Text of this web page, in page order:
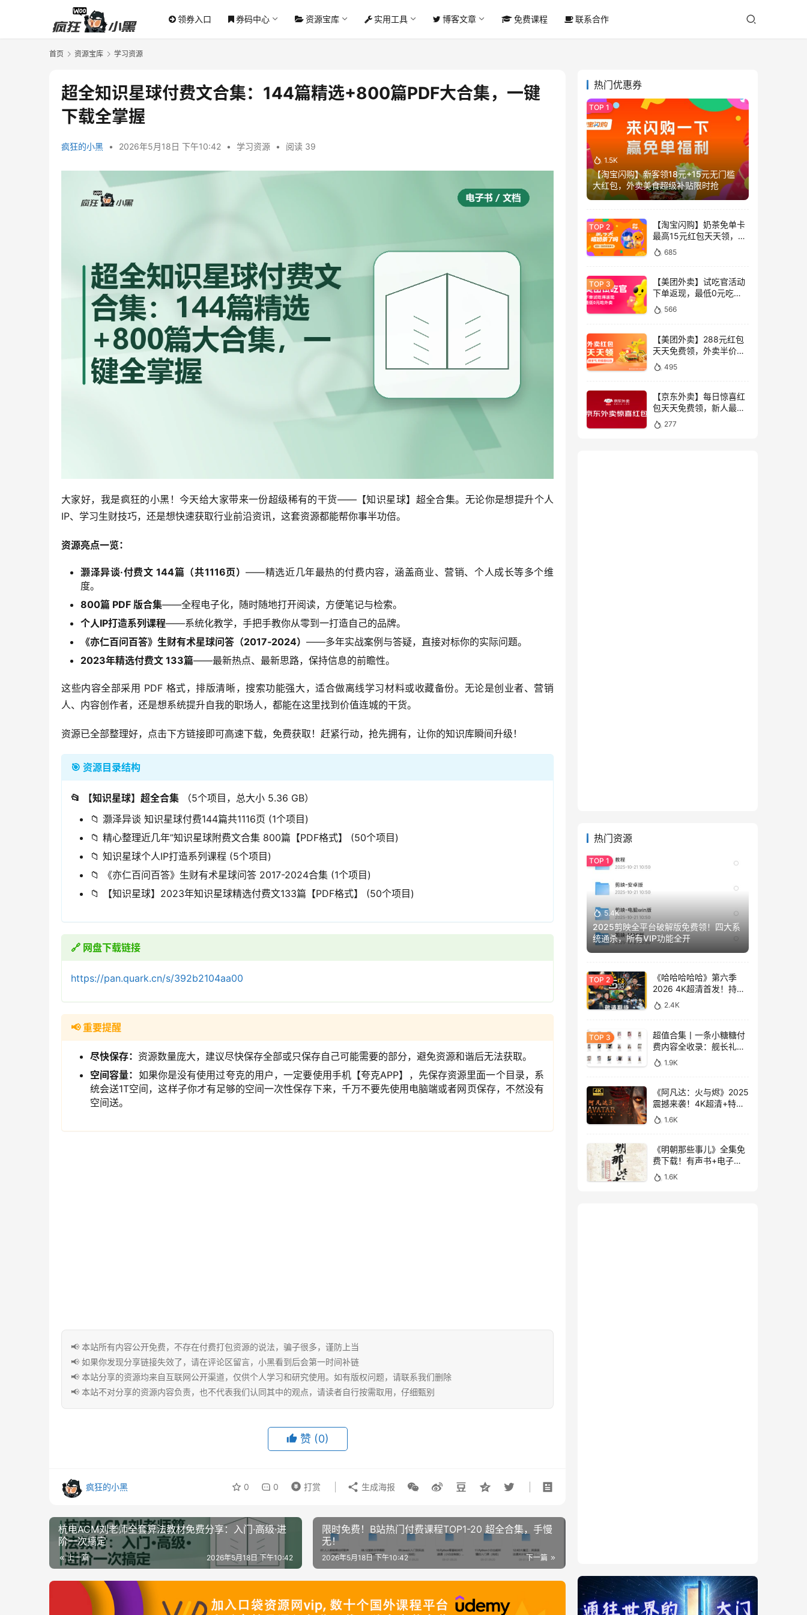
领券入口 券码中心 资源宝库 实用工具 博客文章 免费课程 联系合作
首页 资源宝库 学习资源
超全知识星球付费文合集：144篇精选+800篇PDF大合集，一键
下载全掌握
疯狂的小黑 • 2026年5月18日 下午10:42 • 学习资源 • 阅读 39
大家好，我是疯狂的小黑！今天给大家带来一份超级稀有的干货——【知识星球】超全合集。无论你是想提升个人
IP、学习生财技巧，还是想快速获取行业前沿资讯，这套资源都能帮你事半功倍。
资源亮点一览：
灏泽异谈·付费文 144篇（共1116页）——精选近几年最热的付费内容，涵盖商业、营销、个人成长等多个维
度。
800篇 PDF 版合集——全程电子化，随时随地打开阅读，方便笔记与检索。
个人IP打造系列课程——系统化教学，手把手教你从零到一打造自己的品牌。
《亦仁百问百答》生财有术星球问答（2017‑2024） ——多年实战案例与答疑，直接对标你的实际问题。
2023年精选付费文 133篇——最新热点、最新思路，保持信息的前瞻性。
这些内容全部采用 PDF 格式，排版清晰，搜索功能强大，适合做离线学习材料或收藏备份。无论是创业者、营销
人、内容创作者，还是想系统提升自我的职场人，都能在这里找到价值连城的干货。
资源已全部整理好，点击下方链接即可高速下载，免费获取！赶紧行动，抢先拥有，让你的知识库瞬间升级！
🎯 资源目录结构
📂 【知识星球】超全合集 （5个项目，总大小 5.36 GB）
📁 灏泽异谈 知识星球付费144篇共1116页 (1个项目)
📁 精心整理近几年”知识星球附费文合集 800篇【PDF格式】 (50个项目)
📁 知识星球个人IP打造系列课程 (5个项目)
📁 《亦仁百问百答》生财有术星球问答 2017-2024合集 (1个项目)
📁 【知识星球】2023年知识星球精选付费文133篇【PDF格式】 (50个项目)
🔗 网盘下载链接
https://pan.quark.cn/s/392b2104aa00
📢 重要提醒
尽快保存： 资源数量庞大，建议尽快保存全部或只保存自己可能需要的部分，避免资源和谐后无法获取。
空间容量： 如果你是没有使用过夸克的用户，一定要使用手机【夸克APP】，先保存资源里面一个目录，系
统会送1T空间，这样子你才有足够的空间一次性保存下来，千万不要先使用电脑端或者网页保存，不然没有
空间送。
📢 本站所有内容公开免费，不存在付费打包资源的说法，骗子很多，谨防上当
📢 如果你发现分享链接失效了，请在评论区留言，小黑看到后会第一时间补链
📢 本站分享的资源均来自互联网公开渠道，仅供个人学习和研究使用。如有版权问题，请联系我们删除
📢 本站不对分享的资源内容负责，也不代表我们认同其中的观点，请读者自行按需取用，仔细甄别
赞 (0)
疯狂的小黑 0 0 打赏 生成海报
杭电ACM刘老师全套算法教材免费分享：入门·高级·进
阶一次搞定
上一篇 2026年5月18日 下午10:42
限时免费！B站热门付费课程TOP1-20 超全合集，手慢
无！
下一篇
2026年5月18日 下午10:42
热门优惠券
1.5K
【淘宝闪购】新客领18元+15元无门槛
大红包，外卖美食超级补贴限时抢
【淘宝闪购】奶茶免单卡
最高15元红包天天领，喝
奶茶不花钱
685
【美团外卖】试吃官活动
下单返现，最低0元吃外
卖全国限时抢
566
【美团外卖】288元红包
天天免费领，外卖半价神
券限时抢
495
【京东外卖】每日惊喜红
包天天免费领，新人最高
叠加领55元外卖券限时抢
277
热门资源
5.4K
2025剪映全平台破解版免费领！四大系
统通杀，所有VIP功能全开
《哈哈哈哈哈》第六季
2026 4K超清首发！持续
更新免费看
2.4K
超值合集丨一条小糖糖付
费内容全收录：舰长礼包
+精选热舞+助眠视频
1.9K
《阿凡达：火与烬》2025
震撼来袭！4K超清+特效
中字，附前两部经典
1.6K
《明朝那些事儿》全集免
费下载！有声书+电子书
大合集，3.1GB超值珍藏
版
1.6K